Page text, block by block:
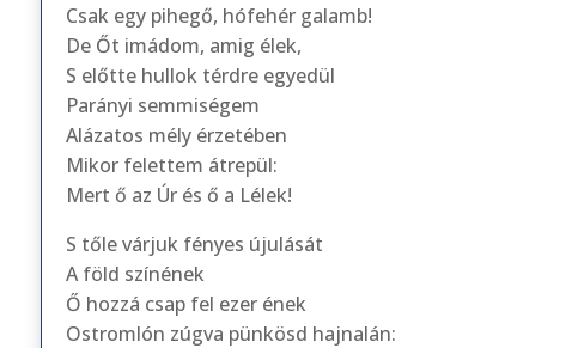
Csak egy pihegő, hófehér galamb!
De Őt imádom, amig élek,
S előtte hullok térdre egyedül
Parányi semmiségem
Alázatos mély érzetében
Mikor felettem átrepül:
Mert ő az Úr és ő a Lélek!
S tőle várjuk fényes újulását
A föld színének
Ő hozzá csap fel ezer ének
Ostromlón zúgva pünkösd hajnalán: